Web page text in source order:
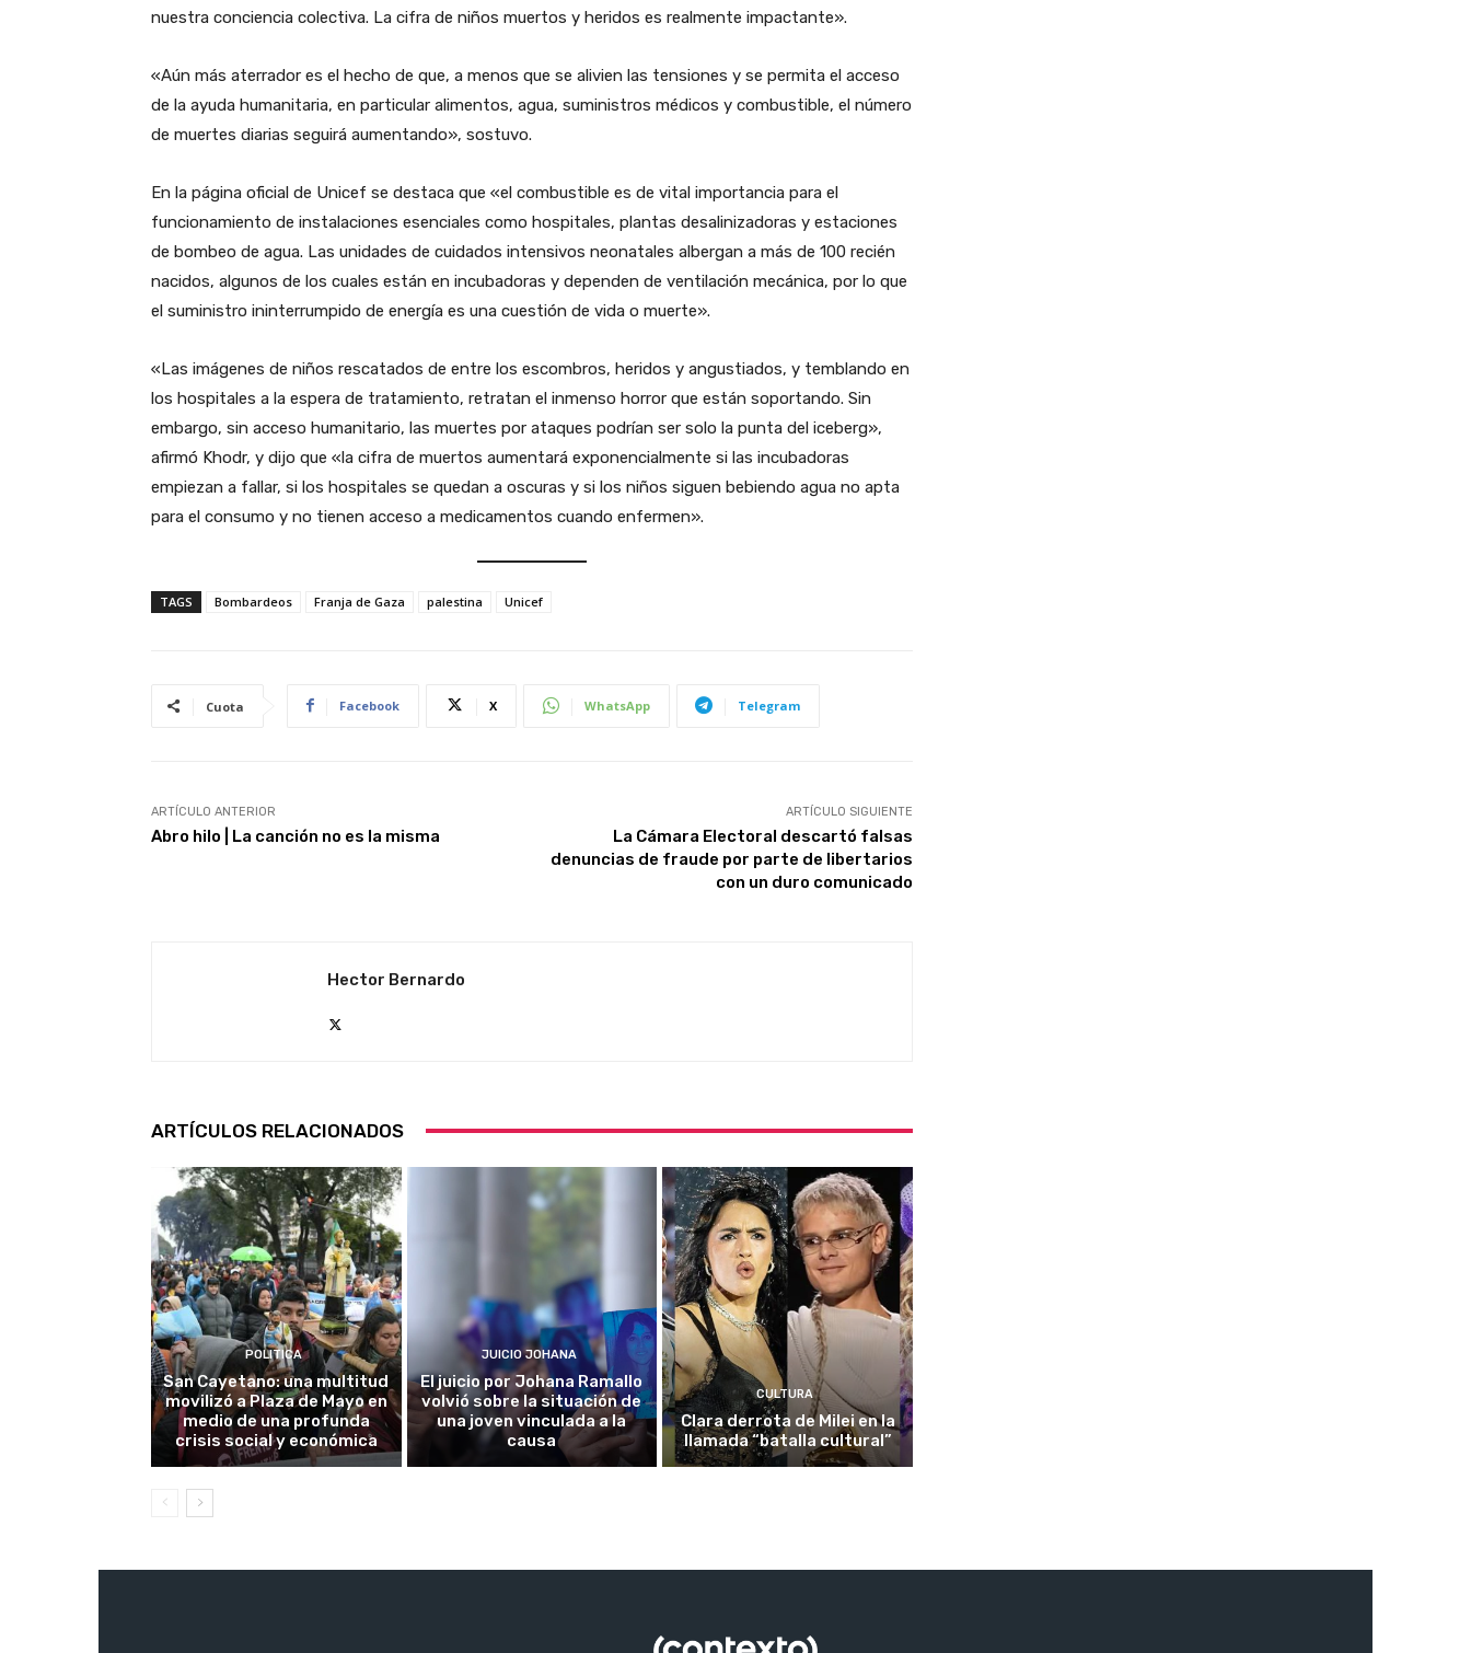
nuestra conciencia colectiva. La cifra de niños muertos y heridos es realmente impactante».
«Aún más aterrador es el hecho de que, a menos que se alivien las tensiones y se permita el acceso
de la ayuda humanitaria, en particular alimentos, agua, suministros médicos y combustible, el número
de muertes diarias seguirá aumentando», sostuvo.
En la página oficial de Unicef se destaca que «el combustible es de vital importancia para el
funcionamiento de instalaciones esenciales como hospitales, plantas desalinizadoras y estaciones
de bombeo de agua. Las unidades de cuidados intensivos neonatales albergan a más de 100 recién
nacidos, algunos de los cuales están en incubadoras y dependen de ventilación mecánica, por lo que
el suministro ininterrumpido de energía es una cuestión de vida o muerte».
«Las imágenes de niños rescatados de entre los escombros, heridos y angustiados, y temblando en
los hospitales a la espera de tratamiento, retratan el inmenso horror que están soportando. Sin
embargo, sin acceso humanitario, las muertes por ataques podrían ser solo la punta del iceberg»,
afirmó Khodr, y dijo que «la cifra de muertos aumentará exponencialmente si las incubadoras
empiezan a fallar, si los hospitales se quedan a oscuras y si los niños siguen bebiendo agua no apta
para el consumo y no tienen acceso a medicamentos cuando enfermen».
TAGS Bombardeos Franja de Gaza palestina Unicef
Cuota Facebook X WhatsApp Telegram
ARTÍCULO ANTERIOR
Abro hilo | La canción no es la misma
ARTÍCULO SIGUIENTE
La Cámara Electoral descartó falsas
denuncias de fraude por parte de libertarios
con un duro comunicado
Hector Bernardo
ARTÍCULOS RELACIONADOS
POLITICA
San Cayetano: una multitud
movilizó a Plaza de Mayo en
medio de una profunda
crisis social y económica
JUICIO JOHANA
El juicio por Johana Ramallo
volvió sobre la situación de
una joven vinculada a la
causa
CULTURA
Clara derrota de Milei en la
llamada “batalla cultural”